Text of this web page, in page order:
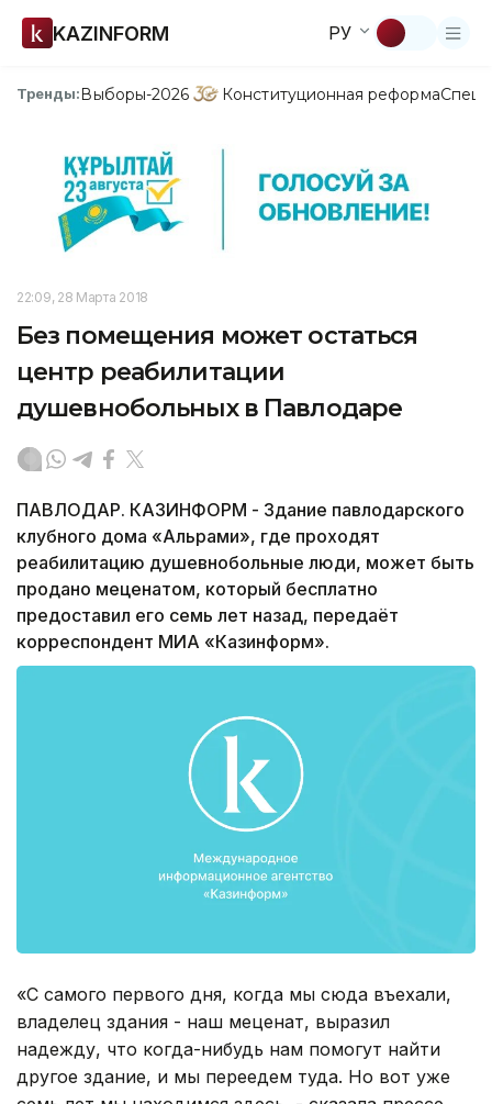
KAZINFORM РУ
Тренды:Выборы-2026 Конституционная реформа
22:09, 28 Марта 2018
Без помещения может остаться
центр реабилитации
душевнобольных в Павлодаре
ПАВЛОДАР. КАЗИНФОРМ - Здание павлодарского
клубного дома «Альрами», где проходят
реабилитацию душевнобольные люди, может быть
продано меценатом, который бесплатно
предоставил его семь лет назад, передаёт
корреспондент МИА «Казинформ».
«С самого первого дня, когда мы сюда въехали,
владелец здания - наш меценат, выразил
надежду, что когда-нибудь нам помогут найти
другое здание, и мы переедем туда. Но вот уже